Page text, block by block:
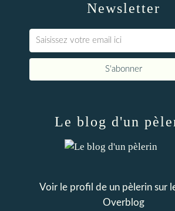
Newsletter
Le blog d'un
Voir le profil de un pèlerinsur
Overblog